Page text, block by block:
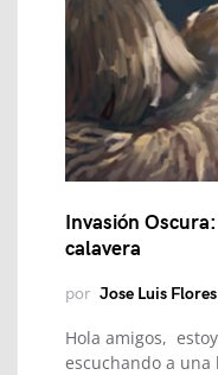
Invasión
calavera
por Jose Luis Flores
Hola amigos,
escuchando a